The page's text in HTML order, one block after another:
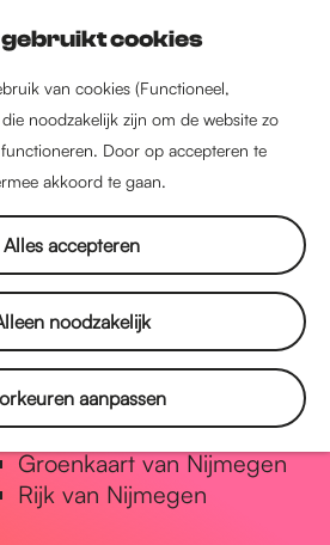
cookies
van cookies (Functioneel,
noodzakelijk zijn om de website zo
Door op accepteren te
akkoord te gaan.
Alles accepteren
noodzakelijk
aanpassen
Nijmegen-Nieuw-West
Nijmegen-Oud-West
Dukenburg
Lindenholt
De oudste stad van
Nederland
Historische tijdlijn
Romeinse Limes
Vrede van Nijmegen Penning
in Nijmegen
Groenkaart van Nijmegen
Rijk van Nijmegen